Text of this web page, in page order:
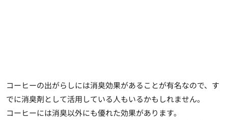
コーヒーの出がらしには消臭効果があることが有名なので、す
でに消臭剤として活用している人もいるかもしれません。
コーヒーには消臭以外にも優れた効果があります。